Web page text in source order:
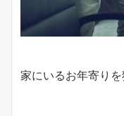
家にいるお年寄り